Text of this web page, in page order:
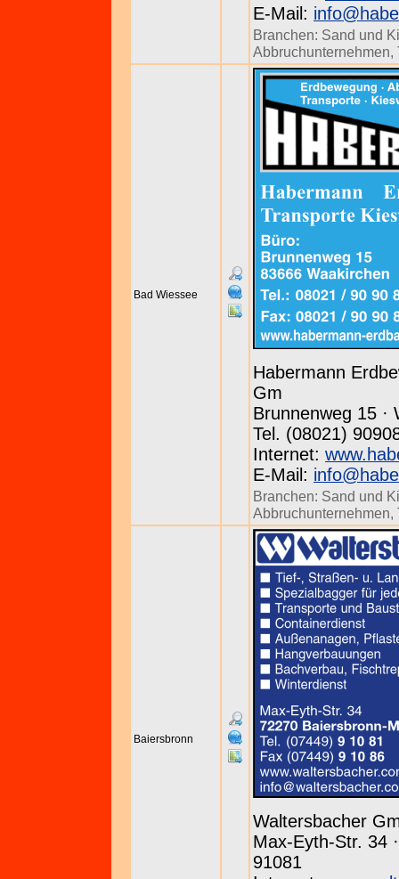
E-Mail:
Branchen: Sand und
Abbruchunternehmen,
Bad Wiessee
Habermann
Gm
Brunnenweg 15 ·
Tel. (08021)
Internet:
E-Mail:
Branchen: Sand und
Abbruchunternehmen,
Baiersbronn
Waltersbacher
Max-Eyth-Str. 34
91081